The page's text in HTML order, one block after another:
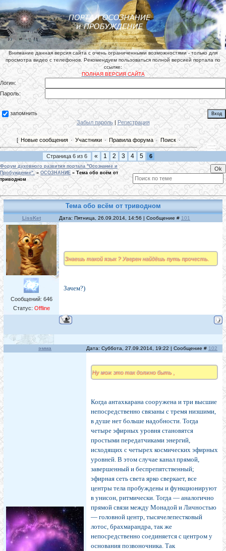
Внимание данная версия сайта с очень ограниченными возможностями - только для
просмотра видео с телефонов. Рекомендуем пользоваться полной версией портала по
ссылке:
ПОЛНАЯ ВЕРСИЯ САЙТА
Логин:
Пароль:
запомнить
Забыл пароль| Регистрация
[ Новые сообщения · Участники · Правила форума · Поиск·
Страница 6 из 6 « 1 2 3 4 5 6
Форум духовного развития портала "Осознание и
Пробуждение". » ОСОЗНАНИЕ » Тема обо всём от
триводном
Тема обо всём от триводном
LissKet Дата: Пятница, 26.09.2014, 14:56 | Сообщение # 101
Сообщений: 646
Статус: Offline
Знаешь такой язык ? Уверен найдёшь путь прочесть.
Зачем?)
эмма Дата: Суббота, 27.09.2014, 19:22 | Сообщение # 102
Ну мож это так должно быть ,
Когда антахкарана сооружена и три высшие
непосредственно связаны с тремя низшими,
в душе нет больше надобности. Тогда
четыре эфирных уровня становятся
простыми передатчиками энергий,
исходящих с четырех космических эфирных
уровней. В этом случае канал прямой,
завершенный и беспрепятственный;
эфирная сеть света ярко сверкает, все
центры тела пробуждены и функционируют
в унисон, ритмически. Тогда — аналогично
прямой связи между Монадой и Личностью
— головной центр, тысячелепестковый
лотос, брахмарандра, так же
непосредственно соединяется с центром у
основания позвоночника. Так